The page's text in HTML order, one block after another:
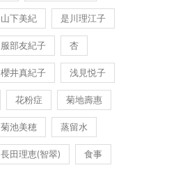
山下美紀 是川理江子
服部友紀子 杏
櫻井真紀子 浅見悦子
花粉症 菊地壽惠
菊池美穂 蒸留水
長田理恵(智翠) 食事